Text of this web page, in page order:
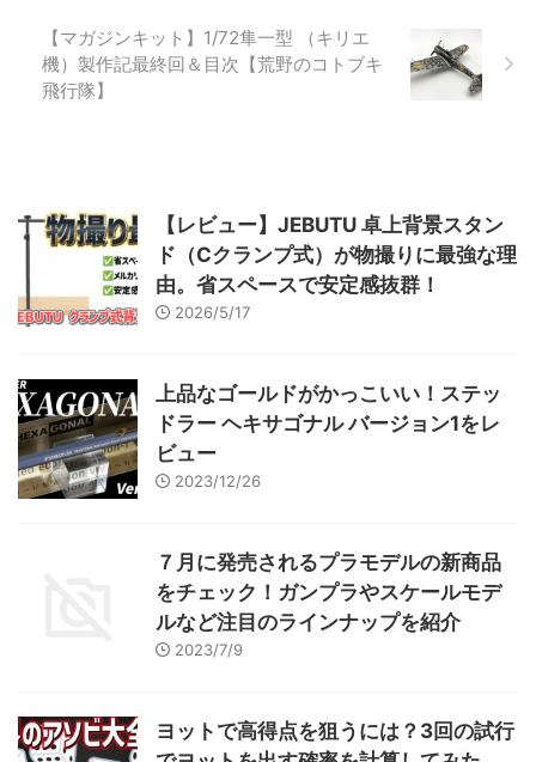
【マガジンキット】1/72隼一型 （キリエ
機）製作記最終回＆目次【荒野のコトブキ
飛行隊】
【レビュー】JEBUTU 卓上背景スタン
ド（Cクランプ式）が物撮りに最強な理
由。省スペースで安定感抜群！
2026/5/17
上品なゴールドがかっこいい！ステッ
ドラー ヘキサゴナル バージョン1をレ
ビュー
2023/12/26
７月に発売されるプラモデルの新商品
をチェック！ガンプラやスケールモデ
ルなど注目のラインナップを紹介
2023/7/9
ヨットで高得点を狙うには？3回の試行